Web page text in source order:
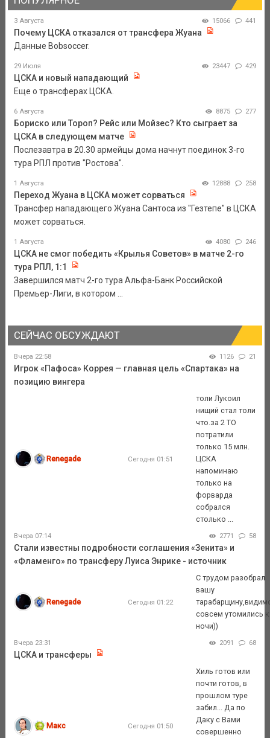
3 Августа 15066 441
Почему ЦСКА отказался от трансфера Жуана
Данные Bobsoccer.
29 Июля 23447 429
ЦСКА и новый нападающий
Еще о трансферах ЦСКА.
6 Августа 8875 277
Бориско или Тороп? Рейс или Мойзес? Кто сыграет за
ЦСКА в следующем матче
Послезавтра в 20.30 армейцы дома начнут поединок 3-го
тура РПЛ против "Ростова".
1 Августа 12888 258
Переход Жуана в ЦСКА может сорваться
Трансфер нападающего Жуана Сантоса из "Гезтепе" в ЦСКА
может сорваться.
1 Августа 4080 246
ЦСКА не смог победить «Крылья Советов» в матче 2-го
тура РПЛ, 1:1
Завершился матч 2-го тура Альфа-Банк Российской
Премьер-Лиги, в котором ...
СЕЙЧАС ОБСУЖДАЮТ
Вчера 22:58 1126 21
Игрок «Пафоса» Коррея — главная цель «Спартака» на
позицию вингера
Renegade Сегодня 01:51
толи Лукоил
нищий стал толи
что.за 2 ТО
потратили
только 15 млн.
ЦСКА
напоминаю
только на
форварда
собрался
столько ...
Вчера 07:14 2771 58
Стали известны подробности соглашения «Зенита» и
«Фламенго» по трансферу Луиса Энрике - источник
Renegade Сегодня 01:22
С трудом разобрал
вашу
совсем утомились к
ночи))
Вчера 23:31 2091 68
ЦСКА и трансферы
Макс Сегодня 01:50
Хиль готов или
почти готов, в
прошлом туре
забил... Да по
Даку с Вами
совершенно